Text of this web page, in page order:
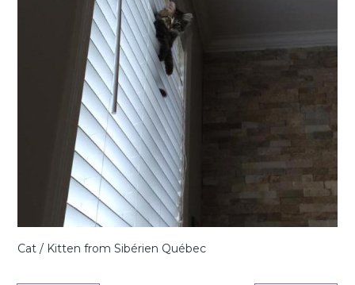
Cat / Kitten from Sibérien Québec